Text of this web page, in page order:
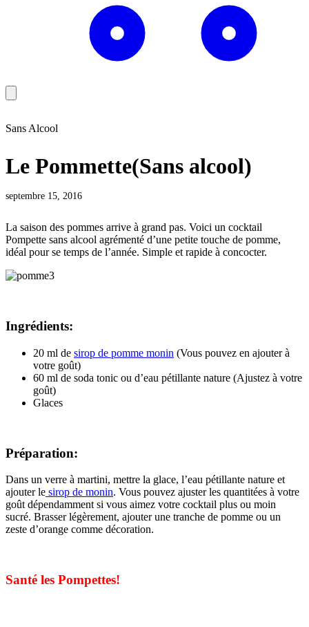
Sans Alcool
Le Pommette(Sans alcool)
septembre 15, 2016
La saison des pommes arrive à grand pas. Voici un cocktail
Pompette sans alcool agrémenté d’une petite touche de pomme,
idéal pour se temps de l’année. Simple et rapide à concocter.
Ingrédients:
20 ml de sirop de pomme monin (Vous pouvez en ajouter à
votre goût)
60 ml de soda tonic ou d’eau pétillante nature (Ajustez à votre
goût)
Glaces
Préparation:
Dans un verre à martini, mettre la glace, l’eau pétillante nature et
ajouter le sirop de monin. Vous pouvez ajuster les quantitées à votre
goût dépendamment si vous aimez votre cocktail plus ou moin
sucré. Brasser légèrement, ajouter une tranche de pomme ou un
zeste d’orange comme décoration.
Santé les Pompettes!